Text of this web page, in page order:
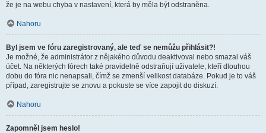
že je na webu chyba v nastavení, která by měla být odstraněna.
Nahoru
Byl jsem ve fóru zaregistrovaný, ale teď se nemůžu přihlásit?!
Je možné, že administrátor z nějakého důvodu deaktivoval nebo smazal váš
účet. Na některých fórech také pravidelně odstraňují uživatele, kteří dlouhou
dobu do fóra nic nenapsali, čímž se zmenší velikost databáze. Pokud je to váš
případ, zaregistrujte se znovu a pokuste se více zapojit do diskuzí.
Nahoru
Zapomněl jsem heslo!